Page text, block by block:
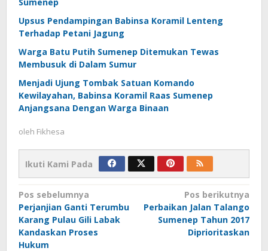
Upsus Pendampingan Babinsa Koramil Lenteng
Terhadap Petani Jagung
Warga Batu Putih Sumenep Ditemukan Tewas
Membusuk di Dalam Sumur
Menjadi Ujung Tombak Satuan Komando
Kewilayahan, Babinsa Koramil Raas Sumenep
Anjangsana Dengan Warga Binaan
oleh Fikhesa
Ikuti Kami Pada
Navigasi
pos
Pos sebelumnya
Perjanjian Ganti Terumbu
Karang Pulau Gili Labak
Kandaskan Proses
Hukum
Pos berikutnya
Perbaikan Jalan Talango
Sumenep Tahun 2017
Diprioritaskan